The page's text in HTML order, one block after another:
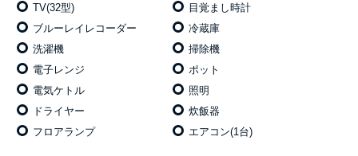
TV(32型)
目覚まし時計
ブルーレイレコーダー
冷蔵庫
洗濯機
掃除機
電⼦レンジ
ポット
電気ケトル
照明
ドライヤー
炊飯器
フロアランプ
エアコン(1台)